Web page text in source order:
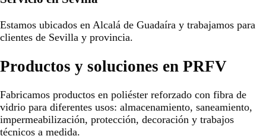
Estamos ubicados en Alcalá de Guadaíra y trabajamos para
clientes de Sevilla y provincia.
Productos y soluciones en PRFV
Fabricamos productos en poliéster reforzado con fibra de
vidrio para diferentes usos: almacenamiento, saneamiento,
impermeabilización, protección, decoración y trabajos
técnicos a medida.